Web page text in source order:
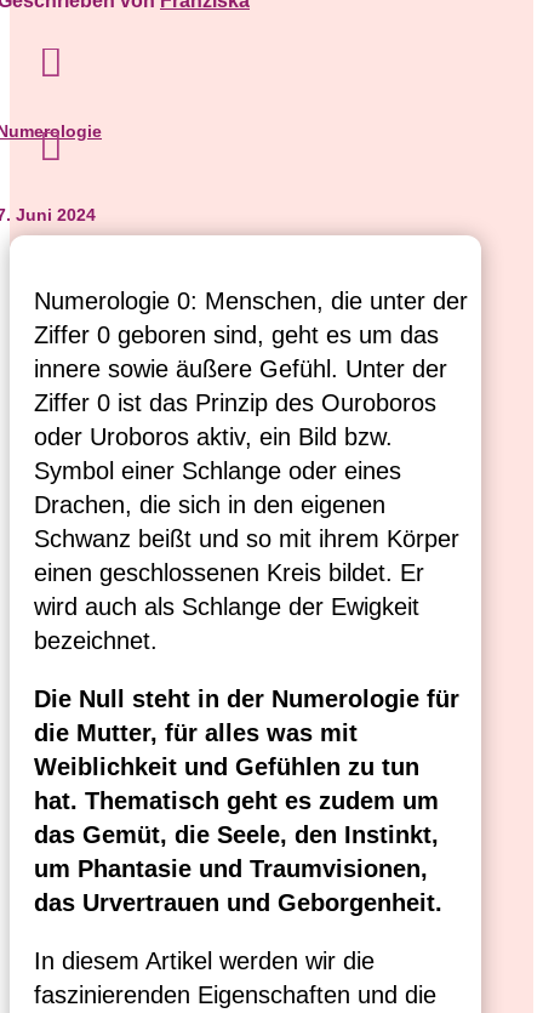


Juni 2024
Numerologie 0: Menschen, die unter der
Ziffer 0 geboren sind, geht es um das
innere sowie äußere Gefühl. Unter der
Ziffer 0 ist das Prinzip des Ouroboros
oder Uroboros aktiv, ein Bild bzw.
Symbol einer Schlange oder eines
Drachen, die sich in den eigenen
Schwanz beißt und so mit ihrem Körper
einen geschlossenen Kreis bildet. Er
wird auch als Schlange der Ewigkeit
bezeichnet.
Die Null steht in der Numerologie für
die Mutter, für alles was mit
Weiblichkeit und Gefühlen zu tun
hat. Thematisch geht es zudem um
das Gemüt, die Seele, den Instinkt,
um Phantasie und Traumvisionen,
das Urvertrauen und Geborgenheit.
In diesem Artikel werden wir die
faszinierenden Eigenschaften und die